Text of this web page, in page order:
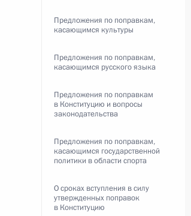
3
6 7м
Предложения по поправкам,
касающимся культуры
Предложения по поправкам,
касающимся русского языка
Предложения по поправкам
в Конституцию и вопросы
законодательства
Предложения по поправкам,
касающимся государственной
политики в области спорта
О сроках вступления в силу
утвержденных поправок
в Конституцию